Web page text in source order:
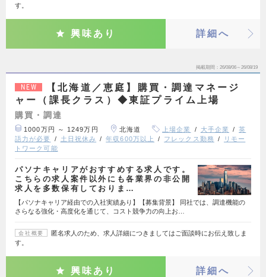
す。
興味あり 詳細へ
掲載期間 26/08/06～26/08/19
NEW
【北海道／恵庭】購買・調達マネージ
ャー（課長クラス）◆東証プライム上場
購買・調達
1000万円 ～ 1249万円 北海道 上場企業 大手企業
英
語力が必要
土日祝休み 年収600万以上 フレックス勤務
リモー
トワーク可能
パソナキャリアがおすすめする求人です。
こちらの求人案件以外にも各業界の非公開
求人を多数保有しておりま…
【パソナキャリア経由での入社実績あり】【募集背景】 同社では、調達機能の
さらなる強化・高度化を通じて、コスト競争力の向上お…
会社概要
匿名求人のため、求人詳細につきましてはご面談時にお伝え致しま
す。
興味あり 詳細へ